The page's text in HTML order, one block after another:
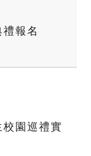
報名
園巡禮實